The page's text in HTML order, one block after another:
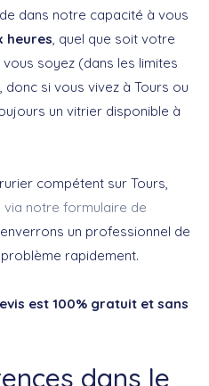
dans notre capacité à vous
heures, quel que soit votre
soyez (dans les limites
si vous vivez à Tours ou
un vitrier disponible à
compétent sur Tours,
via notre formulaire de
un professionnel de
rapidement.
est 100% gratuit et sans
dans le